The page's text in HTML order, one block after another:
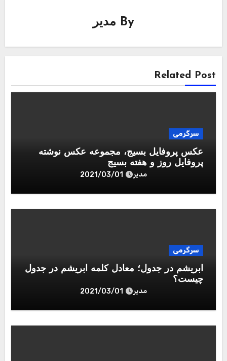
By مدیر
Related Post
سرگرمی
عکس پروفایل بسیج، مجموعه عکس نوشته
پروفایل روز و هفته بسیج
مدیر 2021/03/01
سرگرمی
ابریشم در جدول؛ معادل کلمه ابریشم در جدول
چیست؟
مدیر 2021/03/01